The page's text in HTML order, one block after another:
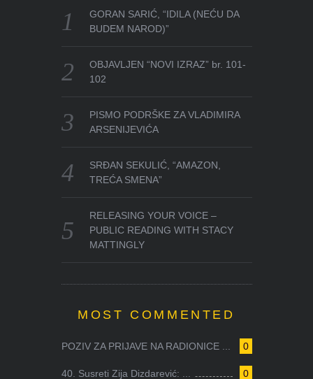
GORAN SARIĆ, “IDILA (NEĆU DA
BUDEM NAROD)”
OBJAVLJEN “NOVI IZRAZ” br. 101-
102
PISMO PODRŠKE ZA VLADIMIRA
ARSENIJEVIĆA
SRĐAN SEKULIĆ, “AMAZON,
TREĆA SMENA”
RELEASING YOUR VOICE –
PUBLIC READING WITH STACY
MATTINGLY
MOST COMMENTED
0
POZIV ZA PRIJAVE NA RADIONICE ...
0
40. Susreti Zija Dizdarević: ...